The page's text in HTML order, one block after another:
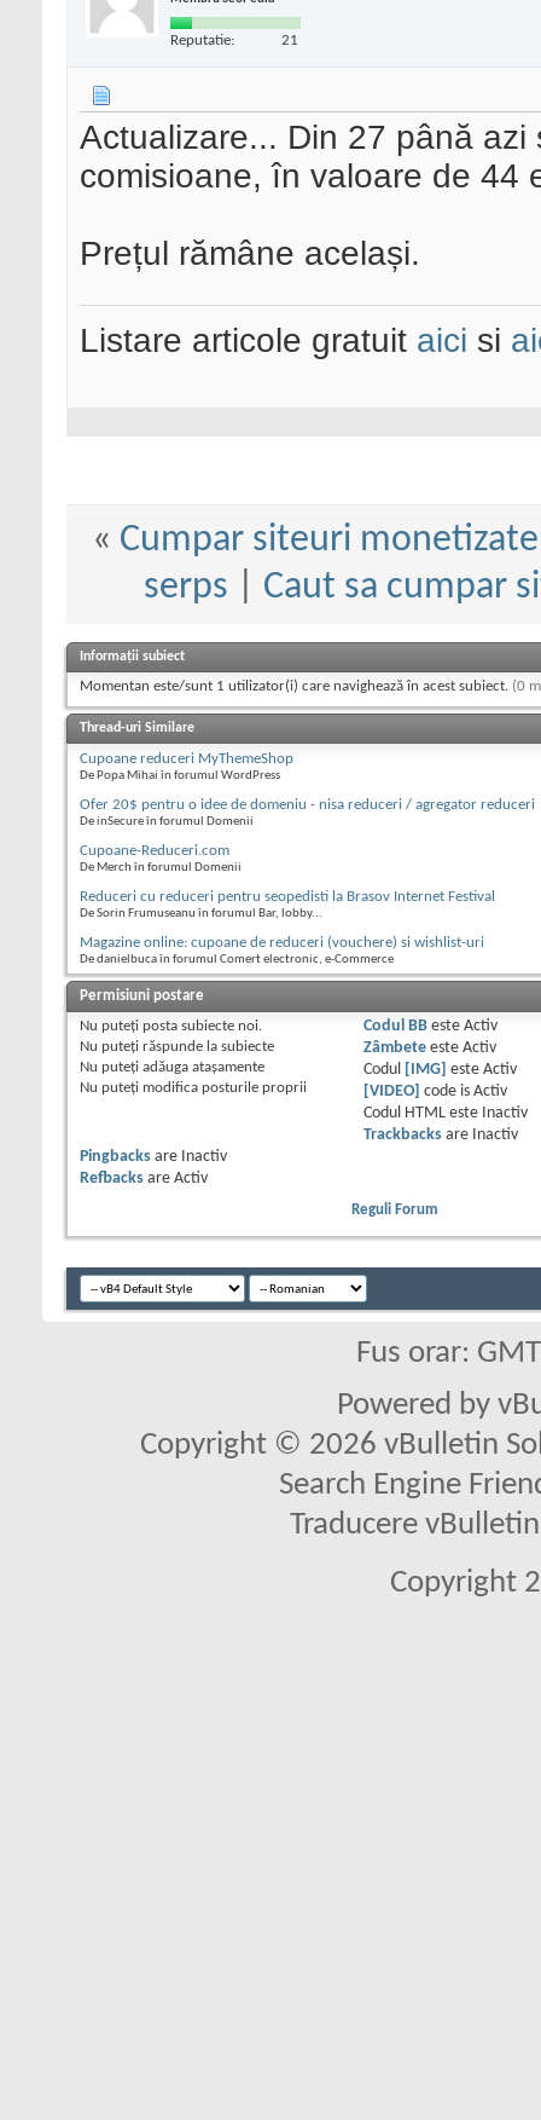
Reputatie: 21
Actualizare... Din 27 până
comisioane, în valoare de 44
Prețul rămâne același.
Listare articole gratuit aici si
« Cumpar siteuri
serps
Caut sa cumpar
Informații subiect
Momentan este/sunt 1 utilizator(i) care navighează în acest subiect. (0
Thread-uri Similare
Cupoane reduceri MyThemeShop
De Popa Mihai în forumul WordPress
Ofer 20$ pentru o idee de domeniu - nisa reduceri / agregator reduceri
De inSecure în forumul Domenii
Cupoane-Reduceri.com
De Merch în forumul Domenii
Reduceri cu reduceri pentru seopedisti la Brasov Internet Festival
De Sorin Frumuseanu în forumul Bar, lobby...
Magazine online: cupoane de reduceri (vouchere) si wishlist-uri
De danielbuca în forumul Comert electronic, e-Commerce
Permisiuni postare
Nu puteţi posta subiecte noi.
Nu puteţi răspunde la subiecte
Nu puteţi adăuga ataşamente
Nu puteţi modifica posturile proprii
Codul BBeste Activ
Zâmbeteeste Activ
Codul
[IMG] este Activ
[VIDEO]
code is Activ
Codul HTML este
Inactiv
Trackbacksare
Inactiv
Pingbacks are
Inactiv
Refbacks are Activ
Reguli Forum
Fus orar:
Powered by
Copyright © 2026 vBulletin
Search Engine
Traducere
Copyright